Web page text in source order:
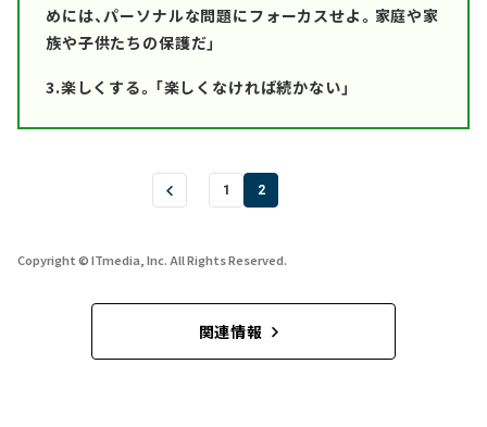
めには、パーソナルな問題にフォーカスせよ。家庭や家
族や子供たちの保護だ」
3.楽しくする。「楽しくなければ続かない」
1 2
Copyright © ITmedia, Inc. All Rights Reserved.
関連情報